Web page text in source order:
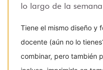
lo largo de la
Tiene el mismo diseño y
docente (aún no lo
combinar, pero también